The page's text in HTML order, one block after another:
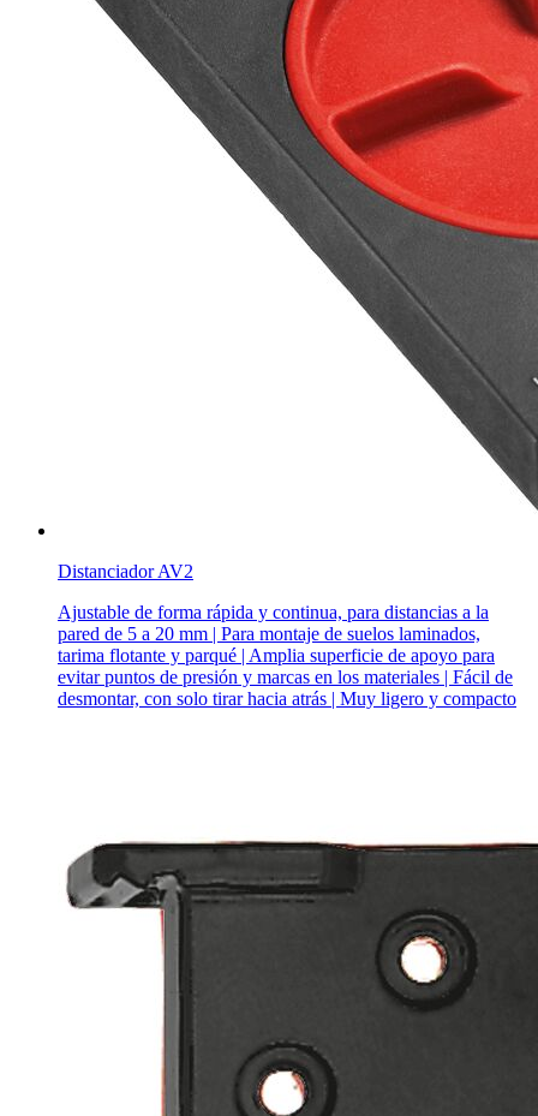
Distanciador AV2
Ajustable de forma rápida y continua, para distancias a la
pared de 5 a 20 mm | Para montaje de suelos laminados,
tarima flotante y parqué | Amplia superficie de apoyo para
evitar puntos de presión y marcas en los materiales | Fácil de
desmontar, con solo tirar hacia atrás | Muy ligero y compacto